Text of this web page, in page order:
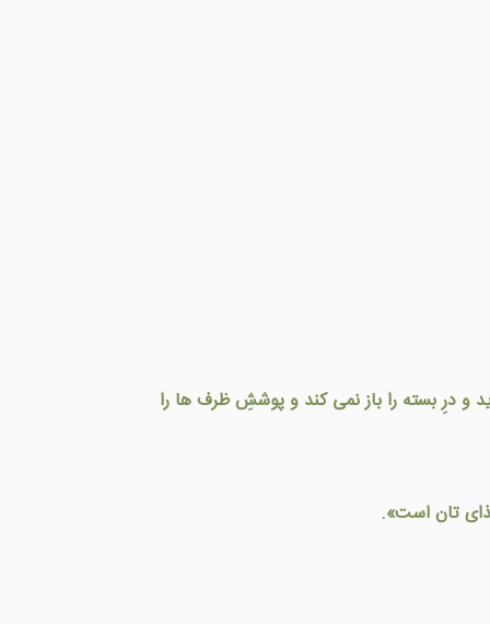
و درِ بسته را باز نمی کند و پوششِ ظرف ها را
تان است».